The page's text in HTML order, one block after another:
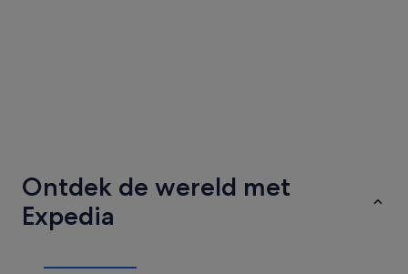
Ontdek de wereld met
Expedia